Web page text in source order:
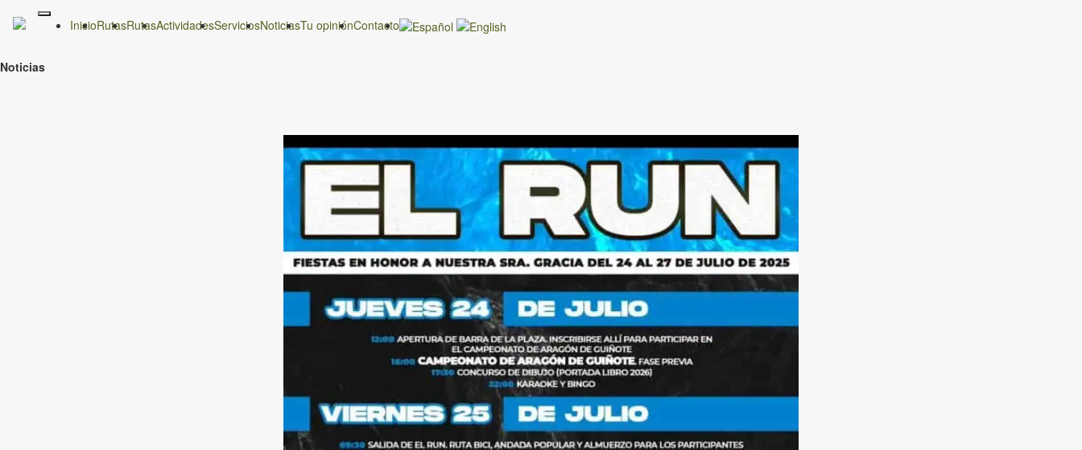
InicioRutasRutasActividadesServiciosNoticiasTu opiniónContacto
Noticias